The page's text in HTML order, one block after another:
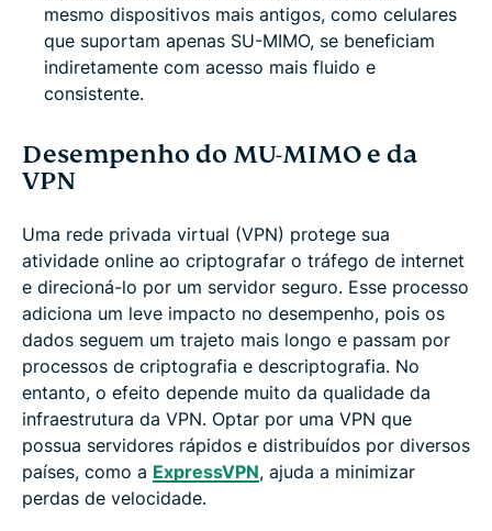
mesmo dispositivos mais antigos, como celulares
que suportam apenas SU-MIMO, se beneficiam
indiretamente com acesso mais fluido e
consistente.
Desempenho do MU-MIMO e da
VPN
Uma rede privada virtual (VPN) protege sua
atividade online ao criptografar o tráfego de internet
e direcioná-lo por um servidor seguro. Esse processo
adiciona um leve impacto no desempenho, pois os
dados seguem um trajeto mais longo e passam por
processos de criptografia e descriptografia. No
entanto, o efeito depende muito da qualidade da
infraestrutura da VPN. Optar por uma VPN que
possua servidores rápidos e distribuídos por diversos
países, como a ExpressVPN, ajuda a minimizar
perdas de velocidade.